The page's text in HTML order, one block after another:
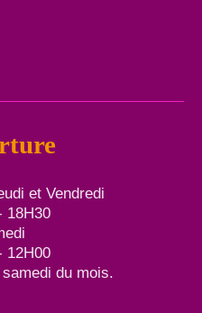
et Vendredi
18H30
12H00
du mois.